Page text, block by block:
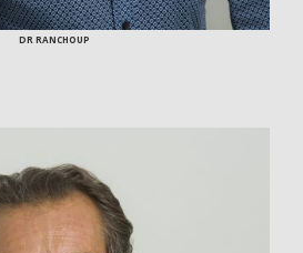
DR RANCHOUP